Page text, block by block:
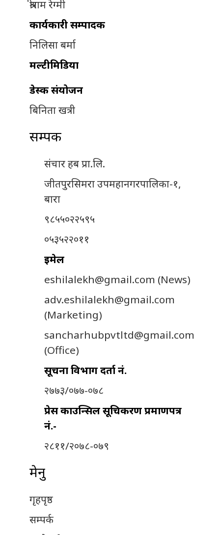
श्रीराम रेग्मी
कार्यकारी सम्पादक
निलिसा बर्मा
मल्टीमिडिया
डेस्क संयोजन
बिनिता खत्री
सम्पर्क
संचार हब प्रा.लि.
जीतपुरसिमरा उपमहानगरपालिका-१,
बारा
९८५५०२२५९५
०५३५२२०११
इमेल
eshilalekh@gmail.com (News)
adv.eshilalekh@gmail.com
(Marketing)
sancharhubpvtltd@gmail.com
(Office)
सूचना विभाग दर्ता नं.
२७७३/०७७-०७८
प्रेस काउन्सिल सूचिकरण प्रमाणपत्र
नं.-
२८११/२०७८-०७९
मेनु
गृहपृष्ठ
सम्पर्क